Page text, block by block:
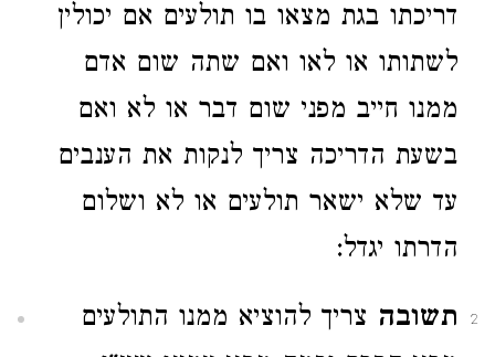
דריכתו בגת מצאו בו תולעים אם יכולין
לשתותו או לאו ואם שתה שום אדם
ממנו חייב מפני שום דבר או לא ואם
בשעת הדריכה צריך לנקות את הענבים
עד שלא ישאר תולעים או לא ושלום
הדרתו יגדל:
2 תשובה צריך להוציא ממנו התולעים